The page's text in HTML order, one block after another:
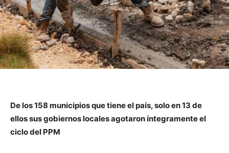
De los 158 municipios que tiene el país, solo en 13 de
ellos sus gobiernos locales agotaron íntegramente el
ciclo del PPM